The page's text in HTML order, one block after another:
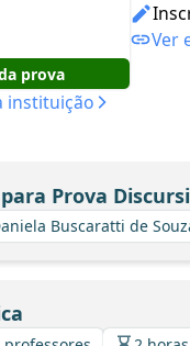
prova
instituição
Ver
Prova
Buscaratti de